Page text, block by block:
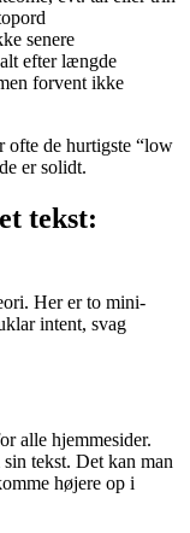
senere
efter længde
forvent ikke
ofte de hurtigste “low
er solidt.
tekst:
Her er to mini-
intent, svag
alle hjemmesider.
tekst. Det kan man
højere op i